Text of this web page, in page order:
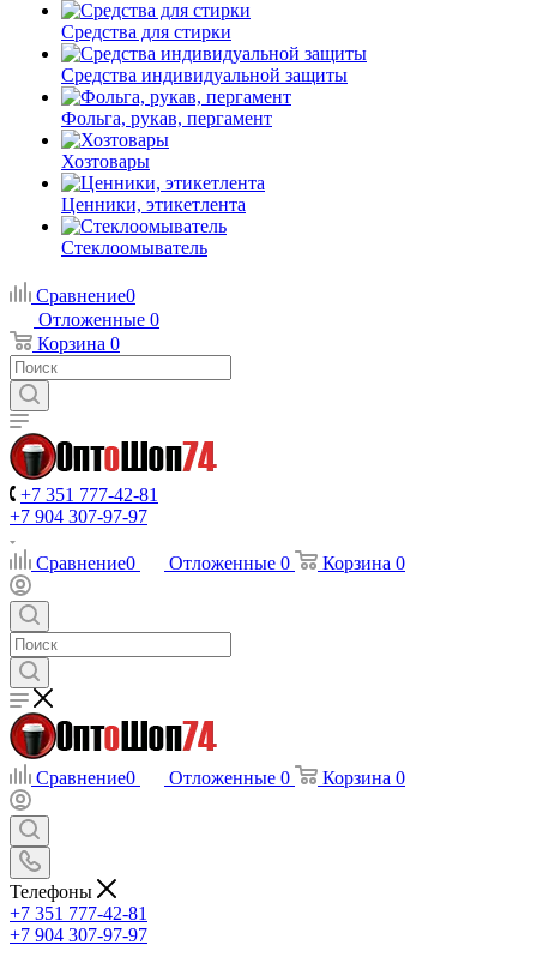
Средства для стирки
Средства индивидуальной защиты
Фольга, рукав, пергамент
Хозтовары
Ценники, этикетлента
Стеклоомыватель
Сравнение0
Отложенные 0
Корзина 0
+7 351 777-42-81
+7 904 307-97-97
Сравнение0 Отложенные 0 Корзина 0
Сравнение0 Отложенные 0 Корзина 0
Телефоны
+7 351 777-42-81
+7 904 307-97-97